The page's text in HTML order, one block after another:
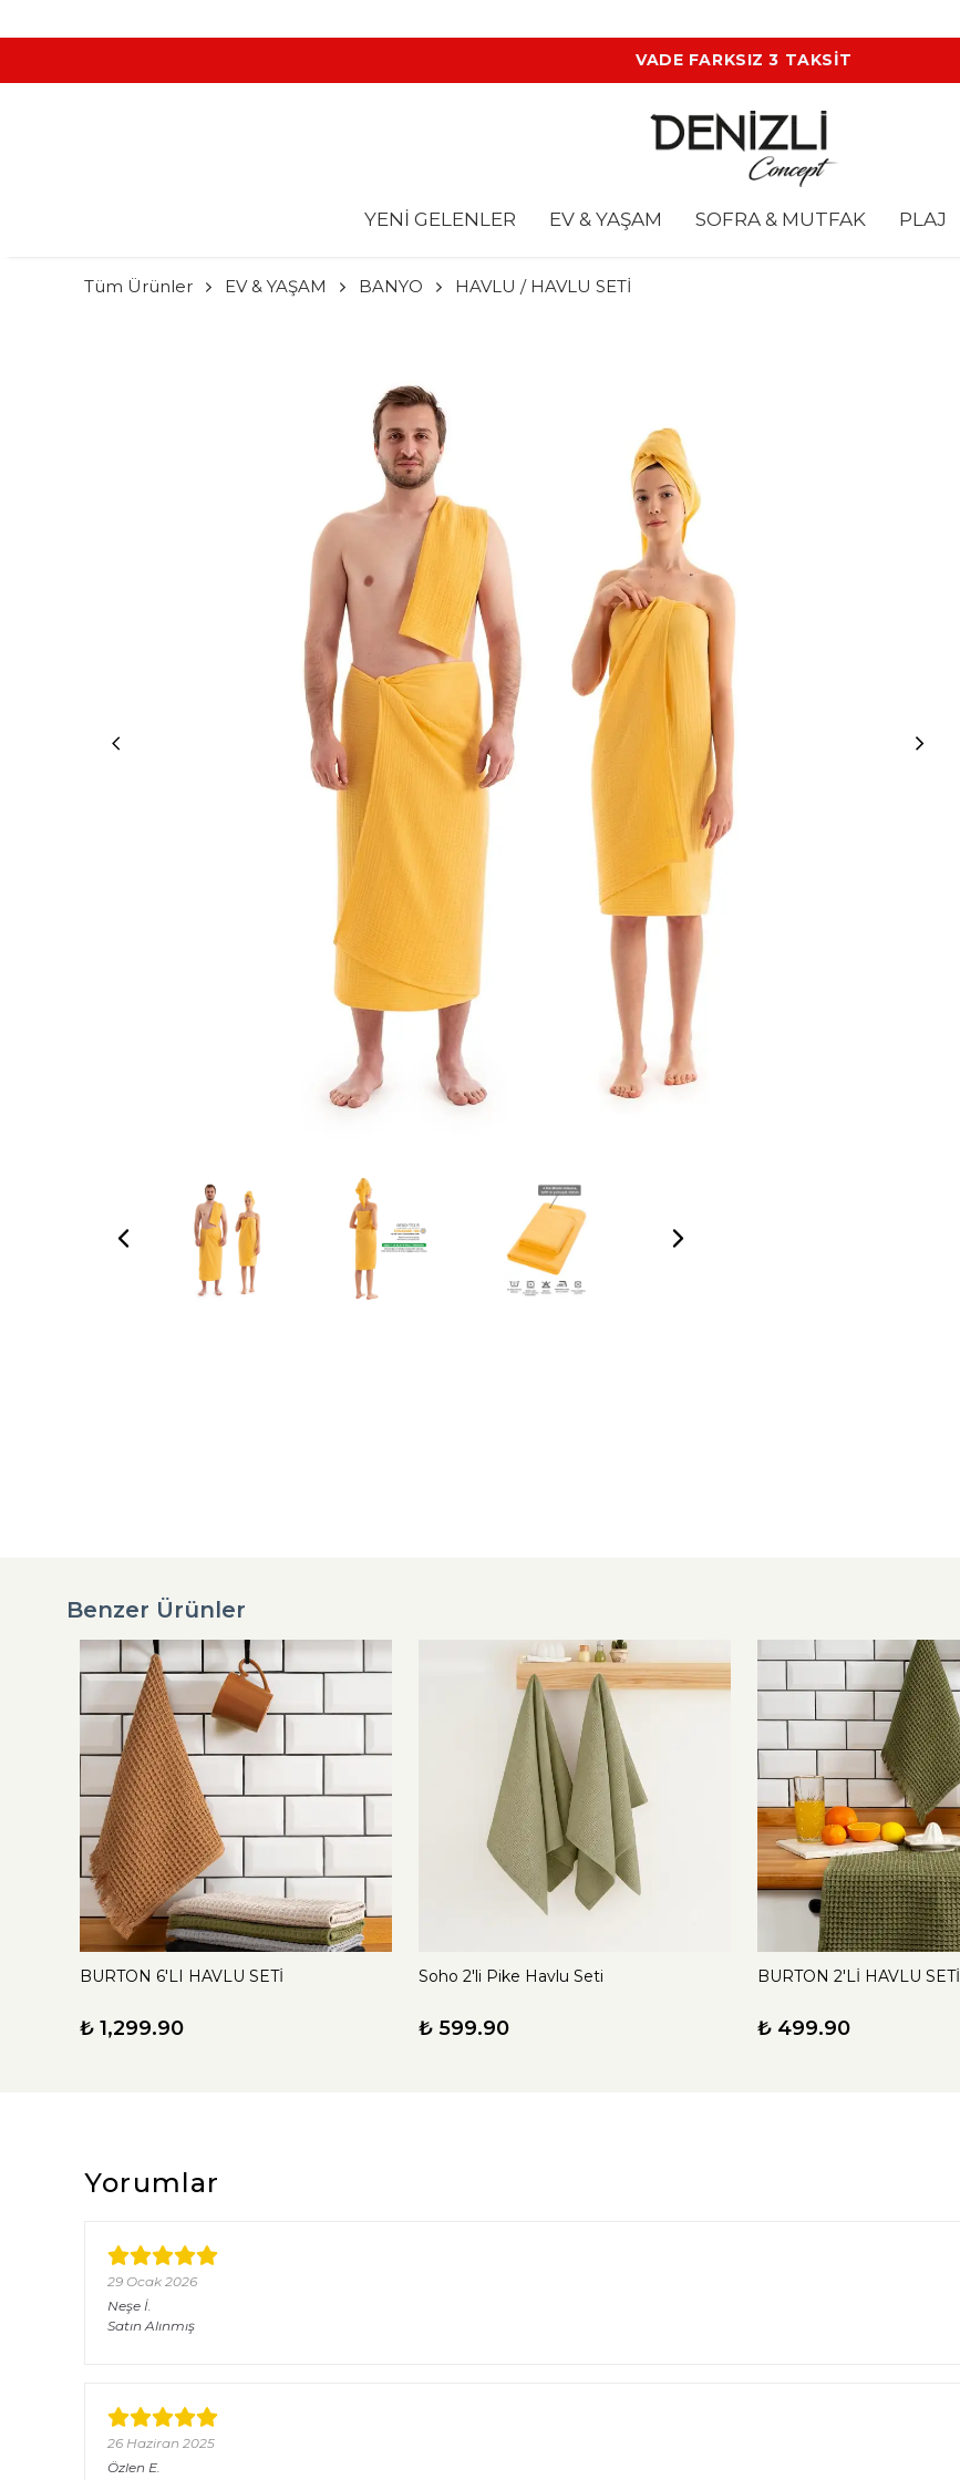
VADE FARKSIZ 3 TAKSİT
YENİ GELENLER EV & YAŞAM SOFRA & MUTFAK PLAJ
Tüm Ürünler EV & YAŞAM BANYO HAVLU / HAVLU SETİ
Benzer Ürünler
BURTON 6'LI HAVLU SETİ
₺ 1,299.90
Soho 2'li Pike Havlu Seti
₺ 599.90
BURTON 2'Lİ HAVLU SETİ
₺ 499.90
Yorumlar
29 Ocak 2026
Neşe İ.
Satın Alınmış
26 Haziran 2025
Özlen E.